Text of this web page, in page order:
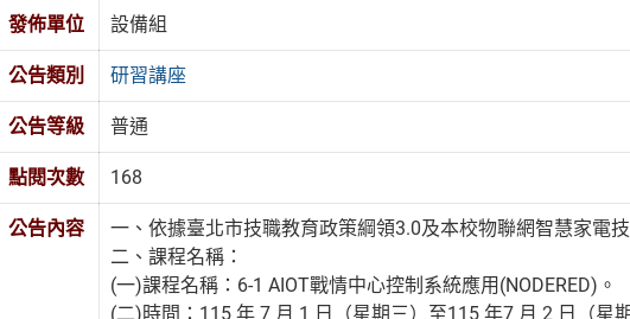
發佈單位 設備組
公告類別 研習講座
公告等級 普通
點閱次數 168
公告內容
一、依據臺北市技職教育政策綱領3.0及本校物聯網智慧家電
二、課程名稱：
(一)課程名稱：6-1 AIOT戰情中心控制系統應用(NODERED)。
(二)時間：115 年 7 月 1 日（星期三）至115 年7 月 2 日（星